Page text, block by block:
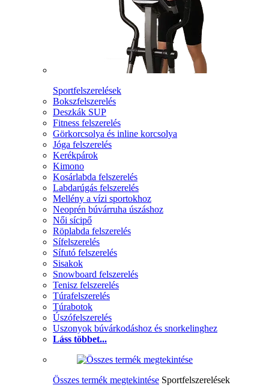
Sportfelszerelések
Bokszfelszerelés
Deszkák SUP
Fitness felszerelés
Görkorcsolya és inline korcsolya
Jóga felszerelés
Kerékpárok
Kimono
Kosárlabda felszerelés
Labdarúgás felszerelés
Mellény a vízi sportokhoz
Neoprén búvárruha úszáshoz
Női sícipő
Röplabda felszerelés
Sífelszerelés
Sífutó felszerelés
Sisakok
Snowboard felszerelés
Tenisz felszerelés
Túrafelszerelés
Túrabotok
Úszófelszerelés
Uszonyok búvárkodáshoz és snorkelinghez
Láss többet...
Összes termék megtekintése Sportfelszerelések